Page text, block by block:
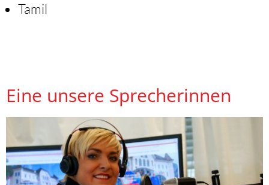
Tamil
Eine unsere Sprecherinnen